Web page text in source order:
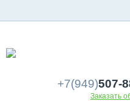
+7(949)507-
Заказать